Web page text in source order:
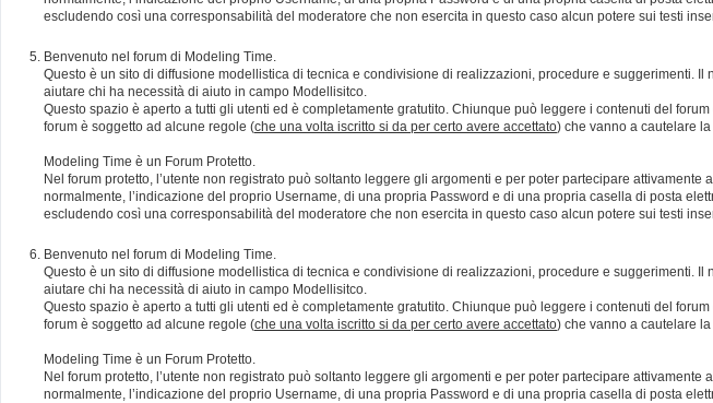
escludendo così una corresponsabilità del moderatore che non esercita in questo caso alcun potere sui testi
Benvenuto nel forum di Modeling Time.
Questo è un sito di diffusione modellistica di tecnica e condivisione di realizzazioni, procedure e suggerimenti.
aiutare chi ha necessità di aiuto in campo Modellisitco.
Questo spazio è aperto a tutti gli utenti ed è completamente gratutito. Chiunque può leggere i contenuti del
forum è soggetto ad alcune regole (che una volta iscritto si da per certo avere accettato) che vanno a cautelare
Modeling Time è un Forum Protetto.
Nel forum protetto, l’utente non registrato può soltanto leggere gli argomenti e per poter partecipare
normalmente, l’indicazione del proprio Username, di una propria Password e di una propria casella di posta
escludendo così una corresponsabilità del moderatore che non esercita in questo caso alcun potere sui testi
Benvenuto nel forum di Modeling Time.
Questo è un sito di diffusione modellistica di tecnica e condivisione di realizzazioni, procedure e suggerimenti.
aiutare chi ha necessità di aiuto in campo Modellisitco.
Questo spazio è aperto a tutti gli utenti ed è completamente gratutito. Chiunque può leggere i contenuti del
forum è soggetto ad alcune regole (che una volta iscritto si da per certo avere accettato) che vanno a cautelare
Modeling Time è un Forum Protetto.
Nel forum protetto, l’utente non registrato può soltanto leggere gli argomenti e per poter partecipare
normalmente, l’indicazione del proprio Username, di una propria Password e di una propria casella di posta